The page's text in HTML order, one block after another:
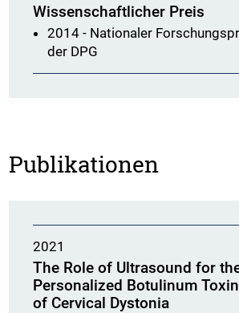
Wissenschaftlicher Preis
2014 - Nationaler
der DPG
Publikationen
2021
The Role of Ultrasound for
Personalized Botulinum
of Cervical Dystonia